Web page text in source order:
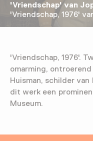
'Vriendschap' van
'Vriendschap, 1976'
'Vriendschap, 1976'.
omarming,
Huisman, schilder
dit werk een
Museum.